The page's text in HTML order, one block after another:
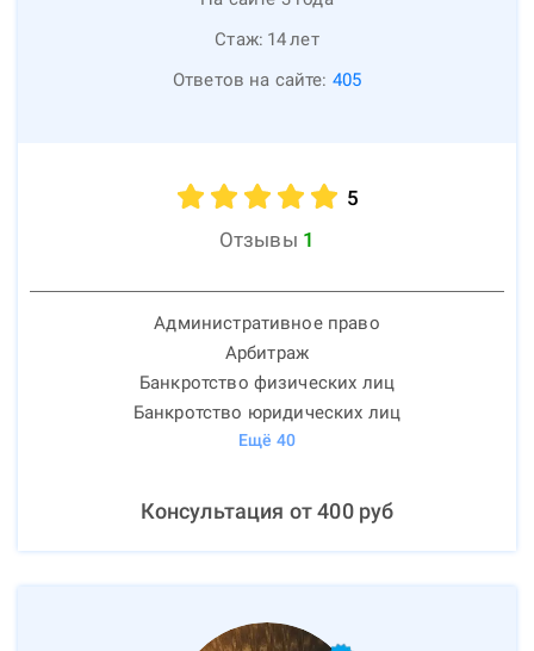
Стаж: 14лет
Ответов на сайте: 405
5
Отзывы 1
Административное право
Арбитраж
Банкротство физических лиц
Банкротство юридических лиц
Ещё 40
Консультация от400руб